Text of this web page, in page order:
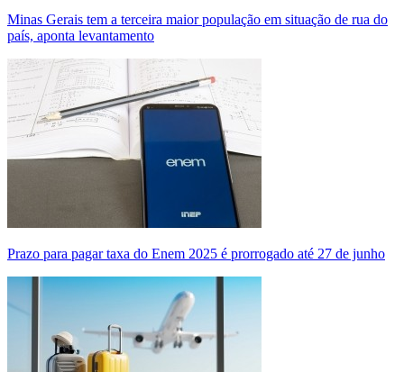
Minas Gerais tem a terceira maior população em situação de rua do
país, aponta levantamento
Prazo para pagar taxa do Enem 2025 é prorrogado até 27 de junho